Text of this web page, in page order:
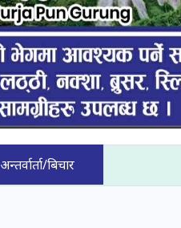
अन्तर्वार्ता/बिचार